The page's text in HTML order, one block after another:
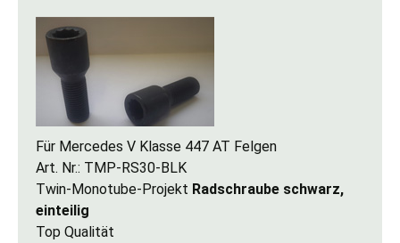
Für Mercedes V Klasse 447 AT Felgen
Art. Nr.: TMP-RS30-BLK
Twin-Monotube-Projekt Radschraube schwarz,
einteilig
Top Qualität